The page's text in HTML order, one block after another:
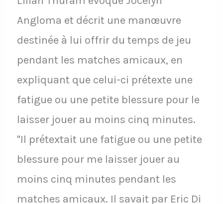
Angloma et décrit une manœuvre
destinée à lui offrir du temps de jeu
pendant les matches amicaux, en
expliquant que celui-ci prétexte une
fatigue ou une petite blessure pour le
laisser jouer au moins cinq minutes.
"Il prétextait une fatigue ou une petite
blessure pour me laisser jouer au
moins cinq minutes pendant les
matches amicaux. Il savait par Eric Di